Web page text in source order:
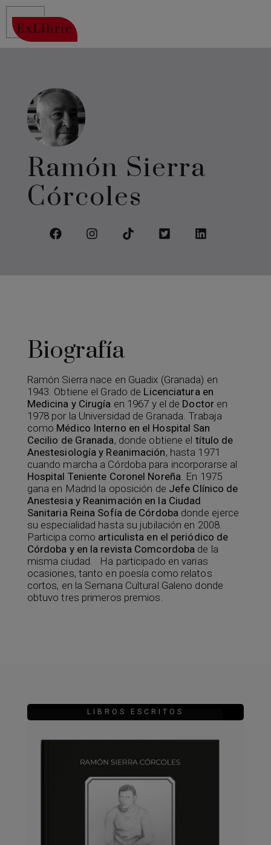
ExLibric
Ramón Sierra
Córcoles
Biografía
Ramón Sierra nace en Guadix (Granada) en
1943. Obtiene el Grado de Licenciatura en
Medicina y Cirugía en 1967 y el de Doctoren
1978 por la Universidad de Granada. Trabaja
como Médico Interno en el Hospital San
Cecilio de Granada, donde obtiene el título de
Anestesiología y Reanimación, hasta 1971
cuando marcha a Córdoba para incorporarse al
Hospital Teniente Coronel Noreña . En 1975
gana en Madrid la oposición de Jefe Clínico de
Anestesia y Reanimación en la Ciudad
Sanitaria Reina Sofía de Córdoba donde ejerce
su especialidad hasta su jubilación en 2008.
Participa como articulista en el periódico de
Córdoba y en la revista Comcordoba de la
misma ciudad. Ha participado en varias
ocasiones, tanto en poesía como relatos
cortos, en la Semana Cultural Galeno donde
obtuvo tres primeros premios.
LIBROS ESCRITOS